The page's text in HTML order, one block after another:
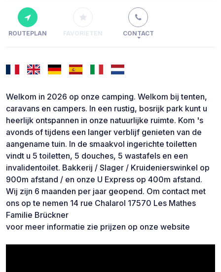
ROUTEPLAN FAVORIETEN CONTACT
Welkom in 2026 op onze camping. Welkom bij tenten,
caravans en campers. In een rustig, bosrijk park kunt u
heerlijk ontspannen in onze natuurlijke ruimte. Kom 's
avonds of tijdens een langer verblijf genieten van de
aangename tuin. In de smaakvol ingerichte toiletten
vindt u 5 toiletten, 5 douches, 5 wastafels en een
invalidentoilet. Bakkerij / Slager / Kruidenierswinkel op
900m afstand / en onze U Express op 400m afstand.
Wij zijn 6 maanden per jaar geopend. Om contact met
ons op te nemen 14 rue Chalarol 17570 Les Mathes
Familie Brückner
voor meer informatie zie prijzen op onze website